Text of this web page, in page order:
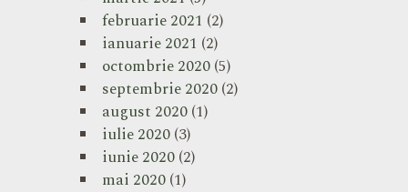
februarie 2021 (2)
ianuarie 2021 (2)
octombrie 2020(5)
septembrie 2020(2)
august 2020(1)
iulie 2020(3)
iunie 2020(2)
mai 2020(1)